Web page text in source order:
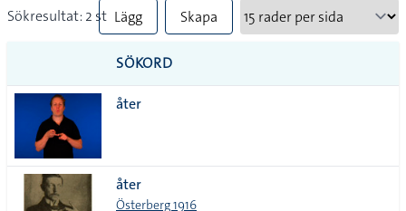
Sökresultat: 2 st Lägg
till
alla i
Skapa
SÖKORD
åter
åter
Österberg 1916